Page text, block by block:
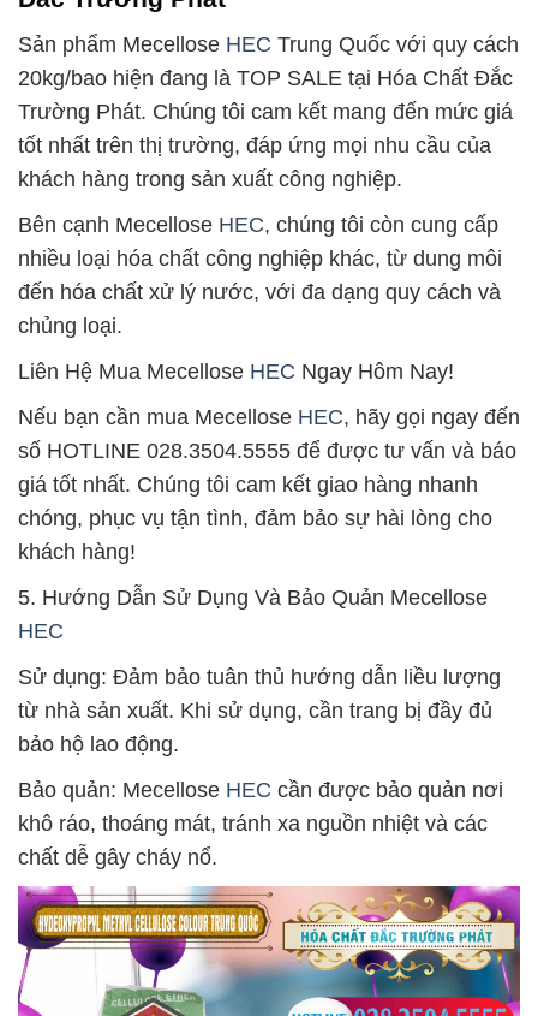
Sản phẩm Mecellose HEC Trung Quốc với quy cách
20kg/bao hiện đang là TOP SALE tại Hóa Chất Đắc
Trường Phát. Chúng tôi cam kết mang đến mức giá
tốt nhất trên thị trường, đáp ứng mọi nhu cầu của
khách hàng trong sản xuất công nghiệp.
Bên cạnh Mecellose HEC, chúng tôi còn cung cấp
nhiều loại hóa chất công nghiệp khác, từ dung môi
đến hóa chất xử lý nước, với đa dạng quy cách và
chủng loại.
Liên Hệ Mua Mecellose HEC Ngay Hôm Nay!
Nếu bạn cần mua Mecellose HEC, hãy gọi ngay đến
số HOTLINE 028.3504.5555 để được tư vấn và báo
giá tốt nhất. Chúng tôi cam kết giao hàng nhanh
chóng, phục vụ tận tình, đảm bảo sự hài lòng cho
khách hàng!
5. Hướng Dẫn Sử Dụng Và Bảo Quản Mecellose
HEC
Sử dụng: Đảm bảo tuân thủ hướng dẫn liều lượng
từ nhà sản xuất. Khi sử dụng, cần trang bị đầy đủ
bảo hộ lao động.
Bảo quản: Mecellose HEC cần được bảo quản nơi
khô ráo, thoáng mát, tránh xa nguồn nhiệt và các
chất dễ gây cháy nổ.